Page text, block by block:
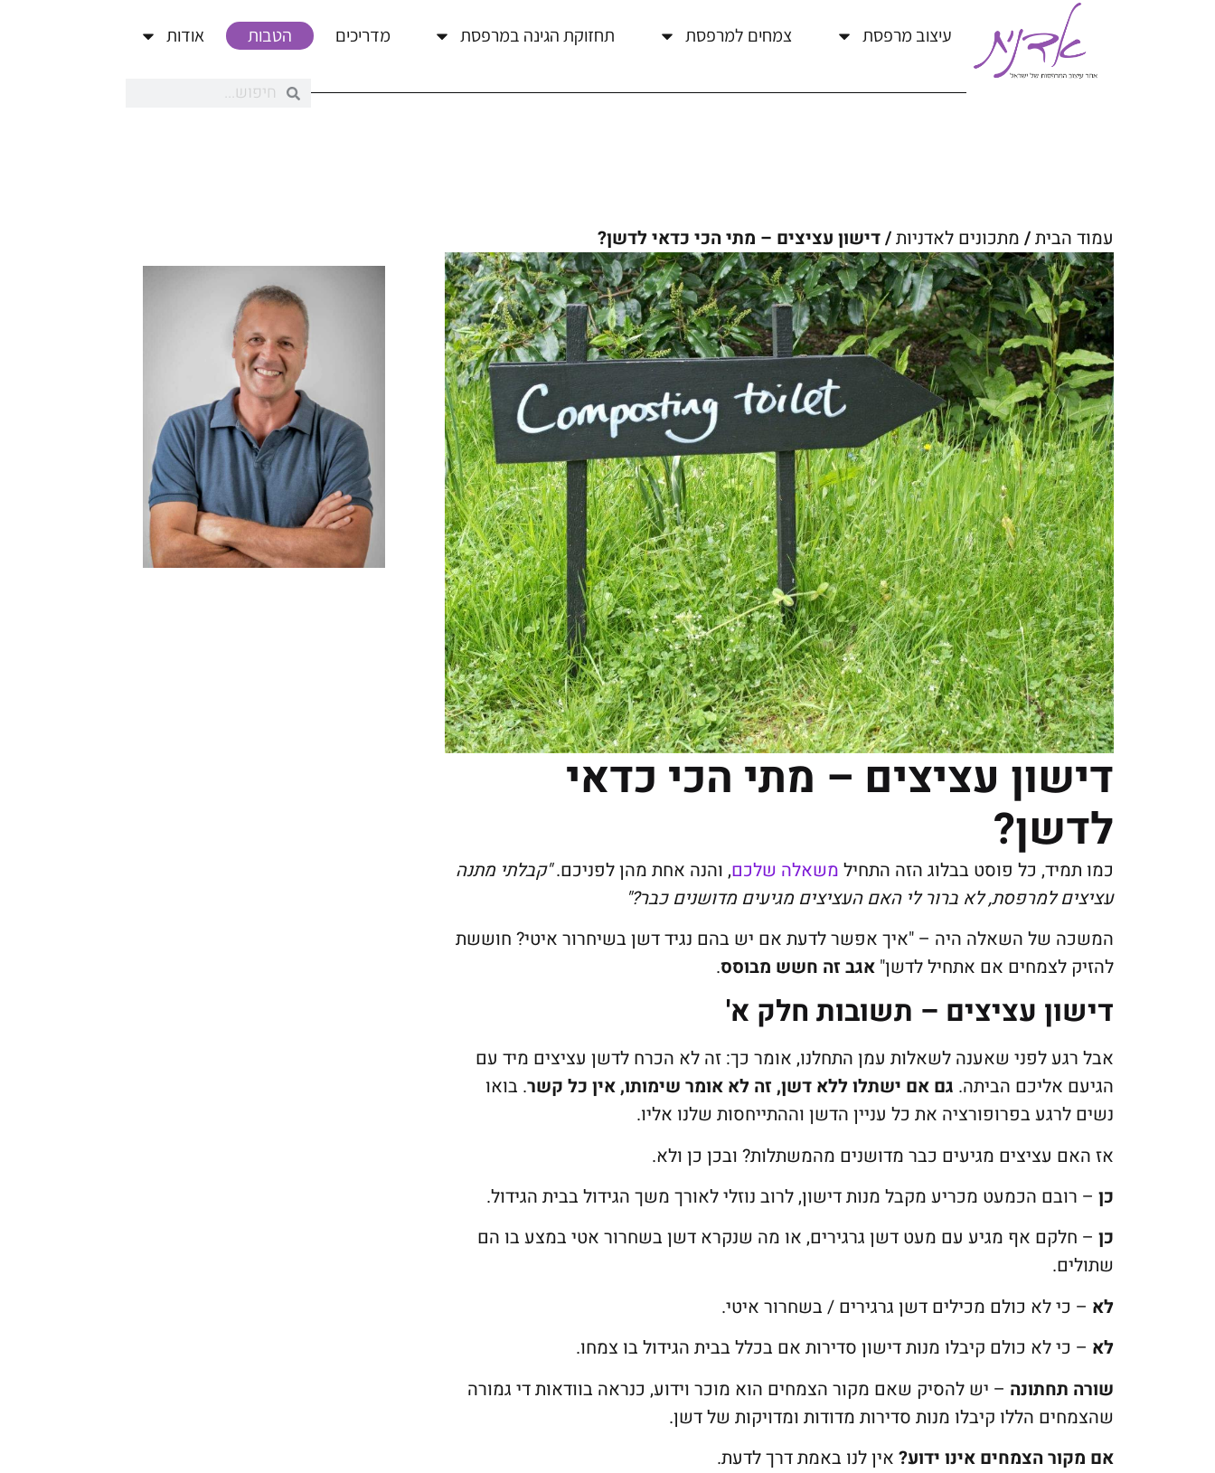
עיצוב מרפסת צמחים למרפסת תחזוקת הגינה במרפסת מדריכים הטבות אודות
עמוד הבית/ מתכונים לאדניות/ דישון עציצים – מתי הכי כדאי לדשן?
דישון עציצים – מתי הכי כדאי
לדשן?
כמו תמיד, כל פוסט בבלוג הזה התחיל משאלה שלכם, והנה אחת מהן לפניכם."קבלתי מתנה
עציצים למרפסת, לא ברור לי האם העציצים מגיעים מדושנים כבר?"
המשכה של השאלה היה – "איך אפשר לדעת אם יש בהם נגיד דשן בשיחרור איטי? חוששת
להזיק לצמחים אם אתחיל לדשן"אגב זה חשש מבוסס.
דישון עציצים – תשובות חלק א'
אבל רגע לפני שאענה לשאלות עמן התחלנו, אומר כך: זה לא הכרח לדשן עציצים מיד עם
הגיעם אליכם הביתה. גם אם ישתלו ללא דשן, זה לא אומר שימותו, אין כל קשר. בואו
נשים לרגע בפרופורציה את כל עניין הדשן וההתייחסות שלנו אליו.
אז האם עציצים מגיעים כבר מדושנים מהמשתלות? ובכן כן ולא.
כן – רובם הכמעט מכריע מקבל מנות דישון, לרוב נוזלי לאורך משך הגידול בבית הגידול.
כן – חלקם אף מגיע עם מעט דשן גרגירים, או מה שנקרא דשן בשחרור אטי במצע בו הם
שתולים.
לא – כי לא כולם מכילים דשן גרגירים / בשחרור איטי.
לא – כי לא כולם קיבלו מנות דישון סדירות אם בכלל בבית הגידול בו צמחו.
שורה תחתונה – יש להסיק שאם מקור הצמחים הוא מוכר וידוע, כנראה בוודאות די גמורה
שהצמחים הללו קיבלו מנות סדירות מדודות ומדויקות של דשן.
אם מקור הצמחים אינו ידוע? אין לנו באמת דרך לדעת.